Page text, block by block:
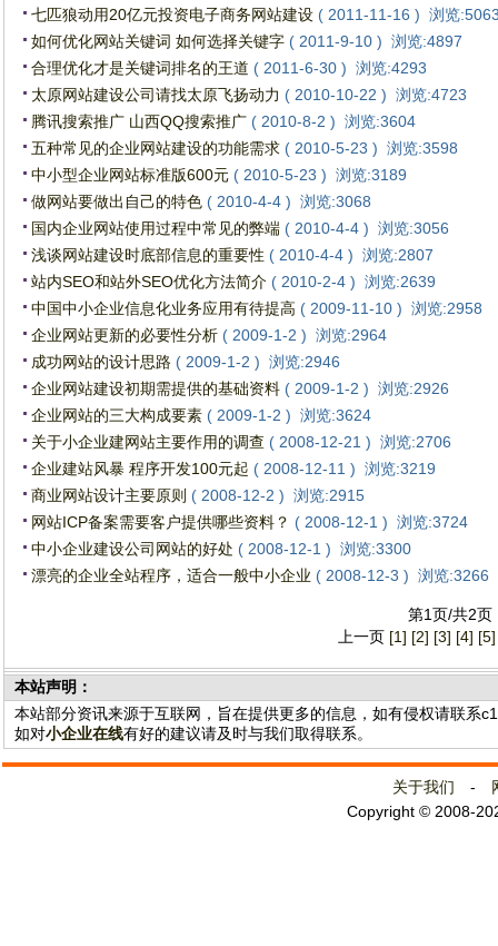
七匹狼动用20亿元投资电子商务网站建设 ( 2011-11-16 ) 浏览
如何优化网站关键词 如何选择关键字 ( 2011-9-10 ) 浏览:4897
合理优化才是关键词排名的王道 ( 2011-6-30 ) 浏览:4293
太原网站建设公司请找太原飞扬动力 ( 2010-10-22 ) 浏览:4723
腾讯搜索推广 山西QQ搜索推广 ( 2010-8-2 ) 浏览:3604
五种常见的企业网站建设的功能需求 ( 2010-5-23 ) 浏览:3598
中小型企业网站标准版600元 ( 2010-5-23 ) 浏览:3189
做网站要做出自己的特色 ( 2010-4-4 ) 浏览:3068
国内企业网站使用过程中常见的弊端 ( 2010-4-4 ) 浏览:3056
浅谈网站建设时底部信息的重要性 ( 2010-4-4 ) 浏览:2807
站内SEO和站外SEO优化方法简介 ( 2010-2-4 ) 浏览:2639
中国中小企业信息化业务应用有待提高 ( 2009-11-10 ) 浏览:2958
企业网站更新的必要性分析 ( 2009-1-2 ) 浏览:2964
成功网站的设计思路 ( 2009-1-2 ) 浏览:2946
企业网站建设初期需提供的基础资料 ( 2009-1-2 ) 浏览:2926
企业网站的三大构成要素 ( 2009-1-2 ) 浏览:3624
关于小企业建网站主要作用的调查 ( 2008-12-21 ) 浏览:2706
企业建站风暴 程序开发100元起 ( 2008-12-11 ) 浏览:3219
商业网站设计主要原则 ( 2008-12-2 ) 浏览:2915
网站ICP备案需要客户提供哪些资料？ ( 2008-12-1 ) 浏览:3724
中小企业建设公司网站的好处 ( 2008-12-1 ) 浏览:3300
漂亮的企业全站程序，适合一般中小企业 ( 2008-12-3 ) 浏览:3266
第1页/共2
上一页 [1] [2] [3] [4] [5]
本站声明：
本站部分资讯来源于互联网，旨在提供更多的信息，如有侵权请联系
如对小企业在线有好的建议请及时与我们取得联系。
关于我们 -
Copyright © 2008-